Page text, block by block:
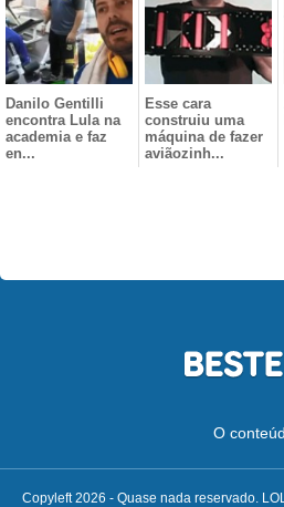
Danilo Gentilli
encontra Lula na
academia e faz
en...
Esse cara
construiu uma
máquina de fazer
aviãozinh...
O
Copyleft 2026 - Quase nada reservado.